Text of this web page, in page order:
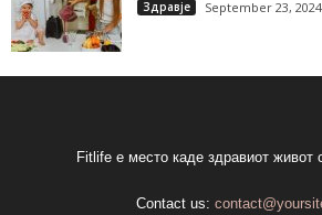
Здравје September 23, 2024
Fitlife е место каде здравиот живот
Contact us: